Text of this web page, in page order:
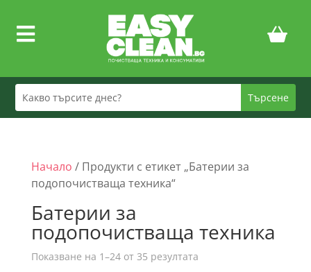

Начало / Продукти с етикет „Батерии за
подопочистваща техника“
Батерии за
подопочистваща техника
Показване на 1–24 от 35 резултатаSorted